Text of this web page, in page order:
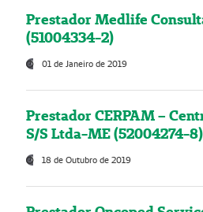
Prestador Medlife
(51004334-2)
01 de Janeiro de 2019
Prestador CERPAM –
S/S Ltda-ME (52004274-8)
18 de Outubro de 2019